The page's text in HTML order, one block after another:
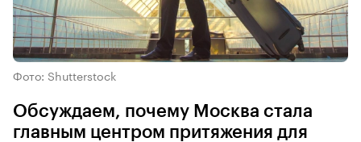
Фото: Shutterstock
Обсуждаем, почему Москва стала
главным центром притяжения для